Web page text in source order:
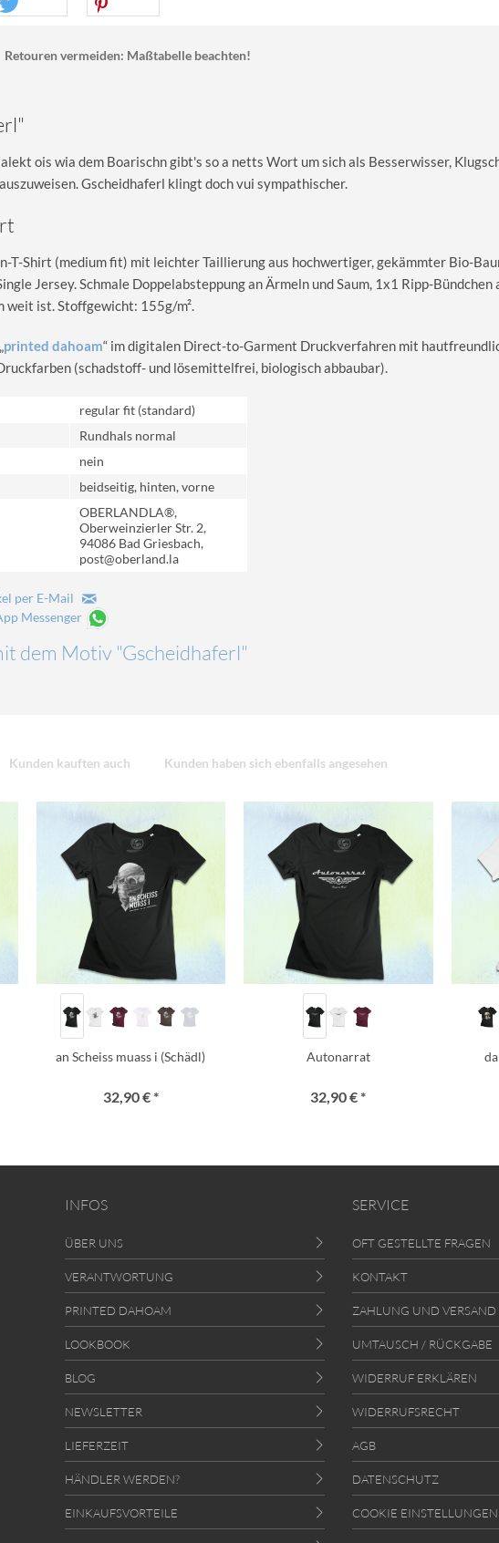
Retouren vermeiden: Maßtabelle beachten!
ois wia dem Boarischn gibt's so a netts Wort um sich als Besserwisser,
Gscheidhaferl klingt doch vui sympathischer.
T-Shirt (medium fit) mit leichter Taillierung aus hochwertiger, gekämmter Bio-
Jersey. Schmale Doppelabsteppung an Ärmeln und Saum, 1x1 Ripp-Bündchen
weit ist. Stoffgewicht: 155g/m².
printed dahoam“ im digitalen Direct-to-Garment Druckverfahren mit
(schadstoff- und lösemittelfrei, biologisch abbaubar).
regular fit (standard)
Rundhals normal
nein
beidseitig, hinten, vorne
OBERLANDLA®,
Oberweinzierler Str. 2,
94086 Bad Griesbach,
post@oberland.la
per E-Mail
Messenger
dem Motiv "Gscheidhaferl"
Kunden kauften auch Kunden haben sich ebenfalls angesehen
an Scheiss muass i (Schädl)
32,90 € *
Autonarrat
32,90 € *
INFOS
ÜBER UNS
VERANTWORTUNG
PRINTED DAHOAM
LOOKBOOK
BLOG
NEWSLETTER
LIEFERZEIT
HÄNDLER WERDEN?
EINKAUFSVORTEILE
SERVICE
OFT GESTELLTE FRAGEN
KONTAKT
ZAHLUNG UND VERSAND
UMTAUSCH / RÜCKGABE
WIDERRUF ERKLÄREN
WIDERRUFSRECHT
AGB
DATENSCHUTZ
COOKIE EINSTELLUNGEN